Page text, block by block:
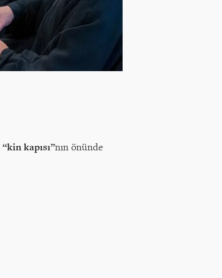
“kin kapısı”nın önünde